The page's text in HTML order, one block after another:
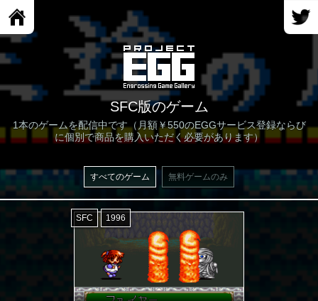
SFC版のゲーム
1本のゲームを配信中です（月額￥550のEGGサービス登録ならび
に個別で商品を購入いただく必要があります）
すべてのゲーム 無料ゲームのみ
SFC 1996